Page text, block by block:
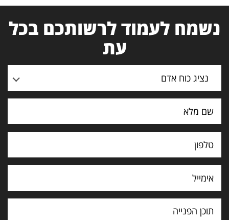
נשמח לעמוד לרשותכם בכל
עת
נציג כוח אדם
תוכן
הפנייה